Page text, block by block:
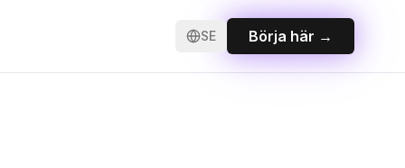
SE Börja här →